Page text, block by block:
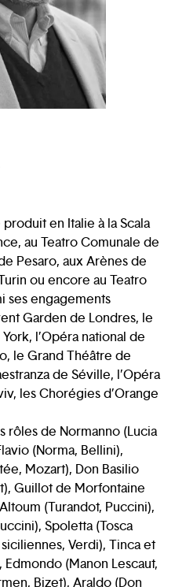
en Italie à la Scala
au Teatro Comunale de
Pesaro, aux Arènes de
ou encore au Teatro
ses engagements
Garden de Londres, le
l’Opéra national de
le Grand Théâtre de
de Séville, l’Opéra
les Chorégies d’Orange
de Normanno (Lucia
(Norma, Bellini),
Mozart), Don Basilio
Guillot de Morfontaine
(Turandot, Puccini),
Spoletta (Tosca
Verdi), Tinca et
(Manon Lescaut,
Bizet), Araldo (Don